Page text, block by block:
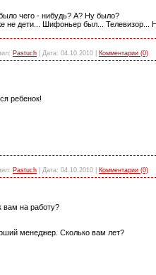
чего - нибудь? А? Ну было?
не дети... Шифоньер был... Телевизор...
Pastuch Дата: 04.10.2010 Комментарии (0)
ребенок!
Pastuch Дата: 04.10.2010 Комментарии (0)
вам на работу?
менеджер. Сколько вам лет?